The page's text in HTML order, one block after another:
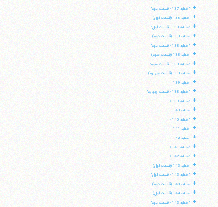
+ "خطبه 137 - قسمت دوم"
+ خطبه 138 (قسمت اول)
+ "خطبه 138 - قسمت اول"
+ خطبه 138 (قسمت دوم)
+ "خطبه 138 - قسمت دوم"
+ خطبه 138 (قسمت سوم)
+ "خطبه 138 - قسمت سوم"
+ خطبه 138 (قسمت چهارم)
+ خطبه 139
+ "خطبه 138 - قسمت چهارم"
+ "خطبه 139»
+ خطبه 140
+ "خطبه 140»
+ خطبه 141
+ خطبه 142
+ "خطبه 141»
+ "خطبه 142»
+ خطبه 143 (قسمت اول)
+ "خطبه 143 - قسمت اول"
+ خطبه 143 (قسمت دوم)
+ خطبه 144 (قسمت اول)
+ "خطبه 143 - قسمت دوم"